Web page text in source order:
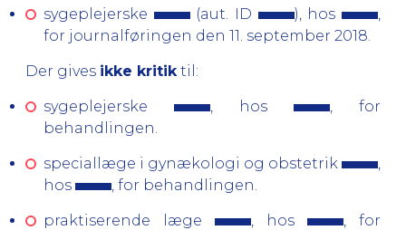
sygeplejerske (aut. ID ), hos
for journalføringen den 11. september 2018.
Der gives ikke kritik til:
sygeplejerske , hos
, for
behandlingen.
speciallæge i gynækologi og obstetrik
hos
, for behandlingen.
praktiserende læge , hos
, for